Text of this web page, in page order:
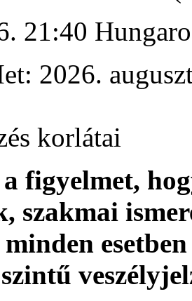
21:40
2026.
korlátai
figyelmet,
szakmai
minden